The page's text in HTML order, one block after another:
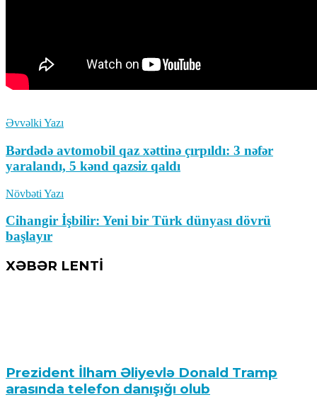
Əvvəlki Yazı
Bərdədə avtomobil qaz xəttinə çırpıldı: 3 nəfər
yaralandı, 5 kənd qazsiz qaldı
Növbəti Yazı
Cihangir İşbilir: Yeni bir Türk dünyası dövrü
başlayır
XƏBƏR LENTİ
Prezident İlham Əliyevlə Donald Tramp
arasında telefon danışığı olub